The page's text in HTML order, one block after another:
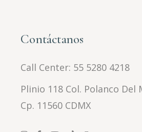
Contáctanos
Call Center: 55 5280 4218
Plinio 118 Col. Polanco Del
Cp. 11560 CDMX